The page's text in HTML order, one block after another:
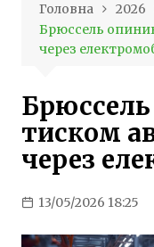
Головна 2026
Брюссель
через
тиском
через
13/05/2026 18:25